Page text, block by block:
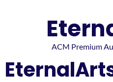
ACM Premium